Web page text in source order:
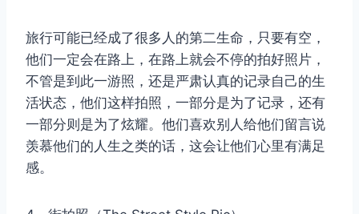
旅行可能已经成了很多人的第二生命，只要有空，
他们一定会在路上，在路上就会不停的拍好照片，
不管是到此一游照，还是严肃认真的记录自己的生
活状态，他们这样拍照，一部分是为了记录，还有
一部分则是为了炫耀。他们喜欢别人给他们留言说
羡慕他们的人生之类的话，这会让他们心里有满足
感。